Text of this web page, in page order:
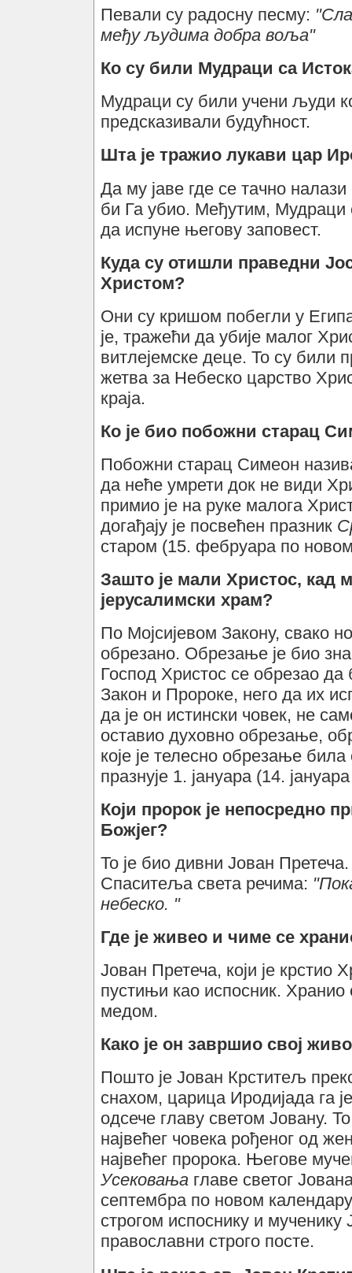
Певали су радосну песму:
међу људима добра воља"
Ко су били Мудраци са
Мудраци су били учени људи
предсказивали будућност.
Шта је тражио лукави цар
Да му јаве где се тачно
би Га убио. Међутим, Мудраци
да испуне његову заповест.
Куда су отишли праведни
Христом?
Они су кришом побегли у
је, тражећи да убије малог
витлејемске деце. То су били
жетва за Небеско царство
краја.
Ко је био побожни старац
Побожни старац Симеон
да неће умрети док не види
примио је на руке малога
догађају је посвећен празник
старом (15. фебруара по
Зашто је мали Христос, кад
јерусалимски храм?
По Мојсијевом Закону, свако
обрезано. Обрезање је био
Господ Христос се обрезао
Закон и Пророке, него да их
да је он истински човек, не
оставио духовно обрезање,
које је телесно обрезање
празнује 1. јануара (14.
Који пророк је непосредно
Божјег?
То је био дивни Јован
Спаситеља света речима:
небеско. "
Где је живео и чиме се
Јован Претеча, који је крстио
пустињи као испосник.
медом.
Како је он завршио свој
Пошто је Јован Крститељ
снахом, царица Иродијада га
одсече главу светом Јовану.
највећег човека рођеног од
највећег пророка. Његове
Усековања главе светог
септембра по новом
строгом испоснику и
православни строго посте.